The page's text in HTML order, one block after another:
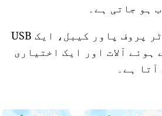
ہو جاتی ہے۔
اسٹیشن 10 میٹر واٹر پروف پاور کیبل، ایک USB
ہوئے آلات اور ایک اختیاری
ہے۔